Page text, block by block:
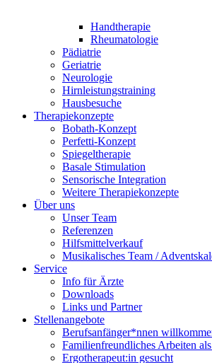
Handtherapie
Rheumatologie
Pädiatrie
Geriatrie
Neurologie
Hirnleistungstraining
Hausbesuche
Therapiekonzepte
Bobath-Konzept
Perfetti-Konzept
Spiegeltherapie
Basale Stimulation
Sensorische Integration
Weitere Therapiekonzepte
Über uns
Unser Team
Referenzen
Hilfsmittelverkauf
Musikalisches Team /
Service
Info für Ärzte
Downloads
Links und Partner
Stellenangebote
Berufsanfänger*nnen
Familienfreundliches Arbeiten
Ergotherapeut:in gesucht